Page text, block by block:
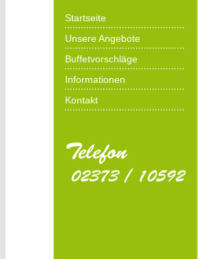
Startseite
Unsere Angebote
Buffetvorschläge
Informationen
Kontakt